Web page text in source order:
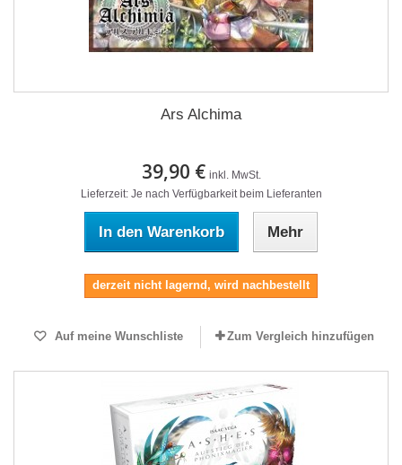
Ars Alchima
39,90 € inkl. MwSt.
Lieferzeit: Je nach Verfügbarkeit beim Lieferanten
In den Warenkorb Mehr
derzeit nicht lagernd, wird nachbestellt
Auf meine Wunschliste Zum Vergleich hinzufügen